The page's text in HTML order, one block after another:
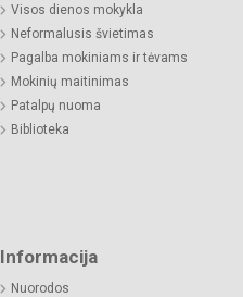
Visos dienos mokykla
Neformalusis švietimas
Pagalba mokiniams ir tėvams
Mokinių maitinimas
Patalpų nuoma
Biblioteka
Informacija
Nuorodos